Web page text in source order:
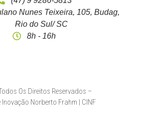
Nunes Teixeira, 105, Budag,
Rio do Sul/ SC
8h - 16h
Os Direitos Reservados –
Inovação Norberto Frahm | CINF